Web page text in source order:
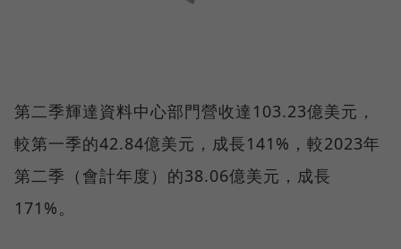
第二季輝達資料中心部門營收達103.23億美元，
較第一季的42.84億美元，成長141%，較2023年
第二季（會計年度）的38.06億美元，成長
171%。